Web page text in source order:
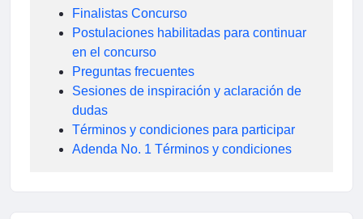
Finalistas Concurso
Postulaciones habilitadas para continuar
en el concurso
Preguntas frecuentes
Sesiones de inspiración y aclaración de
dudas
Términos y condiciones para participar
Adenda No. 1 Términos y condiciones